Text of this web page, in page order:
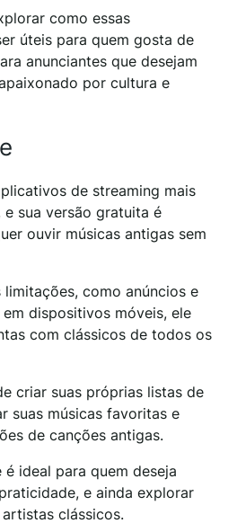
como essas
úteis para quem gosta de
anunciantes que desejam
por cultura e
de streaming mais
sua versão gratuita é
ouvir músicas antigas sem
limitações, como anúncios e
dispositivos móveis, ele
com clássicos de todos os
criar suas próprias listas de
suas músicas favoritas e
de canções antigas.
ideal para quem deseja
e ainda explorar
clássicos.